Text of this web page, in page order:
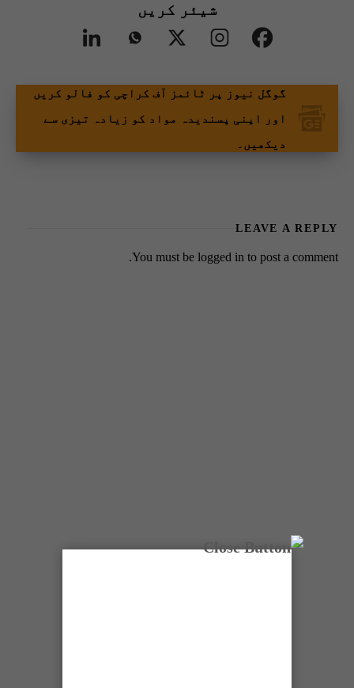
شیئر کریں
گوگل نیوز پر ٹائمز آف کراچی کو فالو کریں
اور اپنی پسندیدہ مواد کو زیادہ تیزی سے
دیکھیں۔
LEAVE A REPLY
You must be logged in to post a comment.